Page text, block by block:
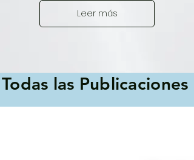
Leer más
Todas las Publicaciones